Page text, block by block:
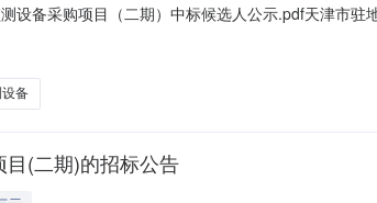
设备采购项目（二期）中标候选人公示.pdf天津市
子门禁、环境监测设备采购项目（二期）:1、中标
备
(二期)的招标公告